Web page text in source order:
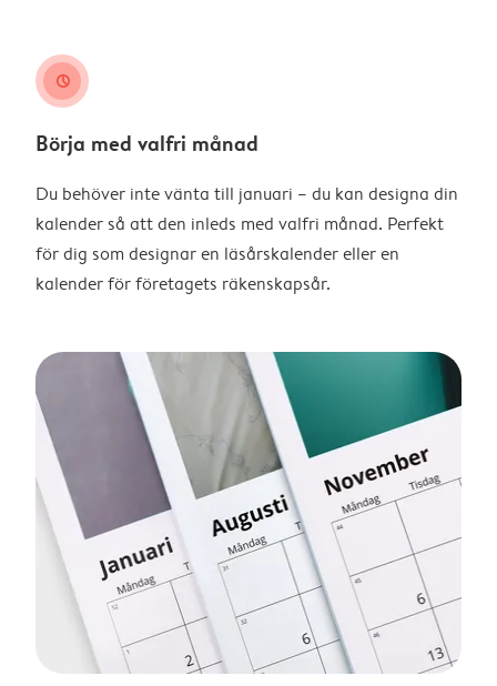
clock
Börja med valfri månad
Du behöver inte vänta till januari – du kan designa din
kalender så att den inleds med valfri månad. Perfekt
för dig som designar en läsårskalender eller en
kalender för företagets räkenskapsår.